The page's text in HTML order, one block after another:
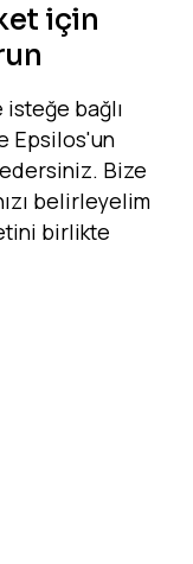
için
bağlı
Epsilos'un
Bize
belirleyelim
birlikte